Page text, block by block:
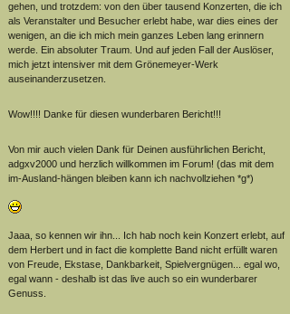
gehen, und trotzdem: von den über tausend Konzerten, die ich
als Veranstalter und Besucher erlebt habe, war dies eines der
wenigen, an die ich mich mein ganzes Leben lang erinnern
werde. Ein absoluter Traum. Und auf jeden Fall der Auslöser,
mich jetzt intensiver mit dem Grönemeyer-Werk
auseinanderzusetzen.
Wow!!!! Danke für diesen wunderbaren Bericht!!!
Von mir auch vielen Dank für Deinen ausführlichen Bericht,
adgxv2000 und herzlich willkommen im Forum! (das mit dem
im-Ausland-hängen bleiben kann ich nachvollziehen *g*)
Jaaa, so kennen wir ihn... Ich hab noch kein Konzert erlebt, auf
dem Herbert und in fact die komplette Band nicht erfüllt waren
von Freude, Ekstase, Dankbarkeit, Spielvergnügen... egal wo,
egal wann - deshalb ist das live auch so ein wunderbarer
Genuss.